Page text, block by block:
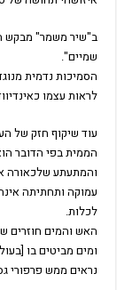
ב"שיר משמר" מבקש
שמיים".
הסמיכות נדמית
לראות עצמו
עוד שיקוף חזק של
הממית בפי הדובר
והמתעתע שלכאורה
עמוקה ותחתיתה
לכלות.
האש והמים חוזרים
ומים מביטים בו
נראים ממש פרפורי